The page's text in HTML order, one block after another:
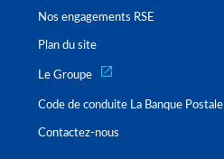
Nos engagements RSE
Plan du site
Le Groupe
Code de conduite La Banque Postale
Contactez-nous